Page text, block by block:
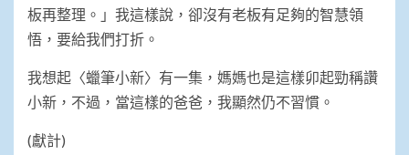
板再整理。」我這樣說，卻沒有老板有足夠的智慧領
悟，要給我們打折。
我想起〈蠟筆小新〉有一集，媽媽也是這樣卯起勁稱讚
小新，不過，當這樣的爸爸，我顯然仍不習慣。
(獻計)